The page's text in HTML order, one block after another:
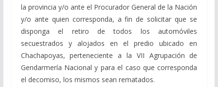
la provincia y/o ante el Procurador General de la Nación
y/o ante quien corresponda, a fin de solicitar que se
disponga el retiro de todos los automóviles
secuestrados y alojados en el predio ubicado en
Chachapoyas, perteneciente a la VII Agrupación de
Gendarmería Nacional y para el caso que corresponda
el decomiso, los mismos sean rematados.